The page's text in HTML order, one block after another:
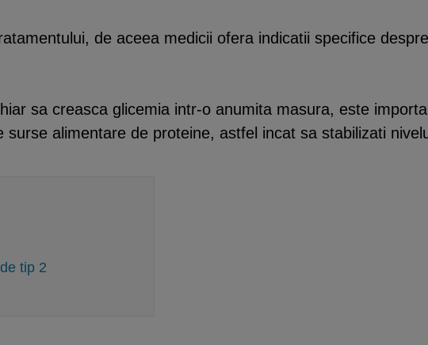
de aceea medicii ofera indicatii specifice
sa creasca glicemia intr-o anumita masura, este
alimentare de proteine, astfel incat sa stabilizati
tip 2